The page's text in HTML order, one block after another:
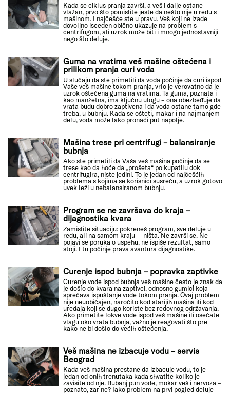
Kada se ciklus pranja završi, a veš i dalje ostane
vlažan, prvo što pomislite jeste da nešto nije u redu s
mašinom. I najčešće ste u pravu. Veš koji ne izađe
dovoljno isceđen obično ukazuje na problem s
centrifugom, ali uzrok može biti i mnogo jednostavniji
nego što deluje.
Guma na vratima veš mašine oštećena i
prilikom pranja curi voda
U slučaju da ste primetili da voda počinje da curi ispod
Vaše veš mašine tokom pranja, vrlo je verovatno da je
uzrok oštećena guma na vratima. Ta guma, poznata i
kao manžetna, ima ključnu ulogu – ona obezbeđuje da
vrata budu dobro zaptivena i da voda ostane tamo gde
treba, u bubnju. Kada se ošteti, makar i na najmanjem
delu, voda može lako pronaći put napolje.
Mašina trese pri centrifugi – balansiranje
bubnja
Ako ste primetili da Vaša veš mašina počinje da se
trese kao da hoće da „prošeta“ po kupatilu dok
centrifugira, niste jedini. To je jedan od najčešćih
problema s kojima se korisnici susreću, a uzrok gotovo
uvek leži u nebalansiranom bubnju.
Program se ne završava do kraja –
dijagnostika kvara
Zamislite situaciju: pokreneš program, sve deluje u
redu, ali na samom kraju — ništa. Ne završi se. Ne
pojavi se poruka o uspehu, ne ispiše rezultat, samo
stoji. I tu počinje prava avantura dijagnostike.
Curenje ispod bubnja – popravka zaptivke
Curenje vode ispod bubnja veš mašine često je znak da
je došlo do kvara na zaptivci, odnosno gumici koja
sprečava ispuštanje vode tokom pranja. Ovaj problem
nije neuobičajen, naročito kod starijih mašina ili kod
uređaja koji se dugo koriste bez redovnog održavanja.
Ako primetite lokve vode ispod veš mašine ili osećate
vlagu oko vrata bubnja, važno je reagovati što pre
kako ne bi došlo do većih oštećenja.
Veš mašina ne izbacuje vodu – servis
Beograd
Kada veš mašina prestane da izbacuje vodu, to je
jedan od onih trenutaka kada shvatite koliko je
zavisite od nje. Bubanj pun vode, mokar veš i nervoza –
poznato, zar ne? Iako problem na prvi pogled deluje